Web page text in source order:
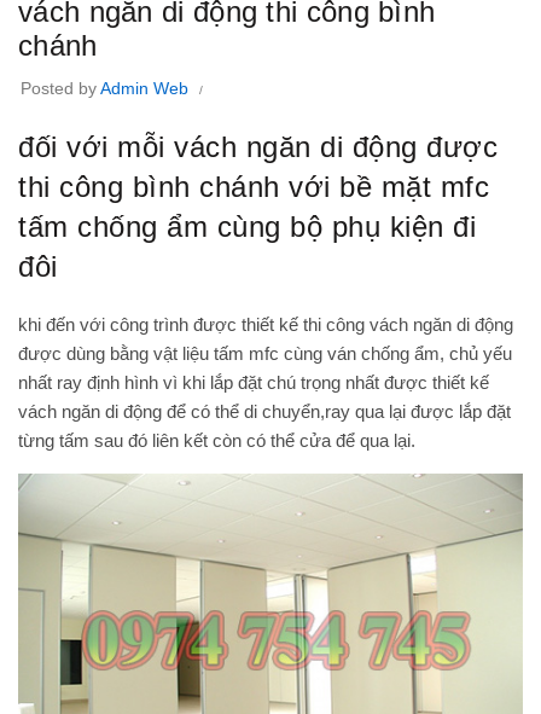
vách ngăn di động thi công bình
chánh
Posted byAdmin Web
đối với mỗi vách ngăn di động được
thi công bình chánh với bề mặt mfc
tấm chống ẩm cùng bộ phụ kiện đi
đôi
khi đến với công trình được thiết kế thi công vách ngăn di động
được dùng bằng vật liệu tấm mfc cùng ván chống ẩm, chủ yếu
nhất ray định hình vì khi lắp đặt chú trọng nhất được thiết kế
vách ngăn di động để có thể di chuyển,ray qua lại được lắp đặt
từng tấm sau đó liên kết còn có thể cửa để qua lại.